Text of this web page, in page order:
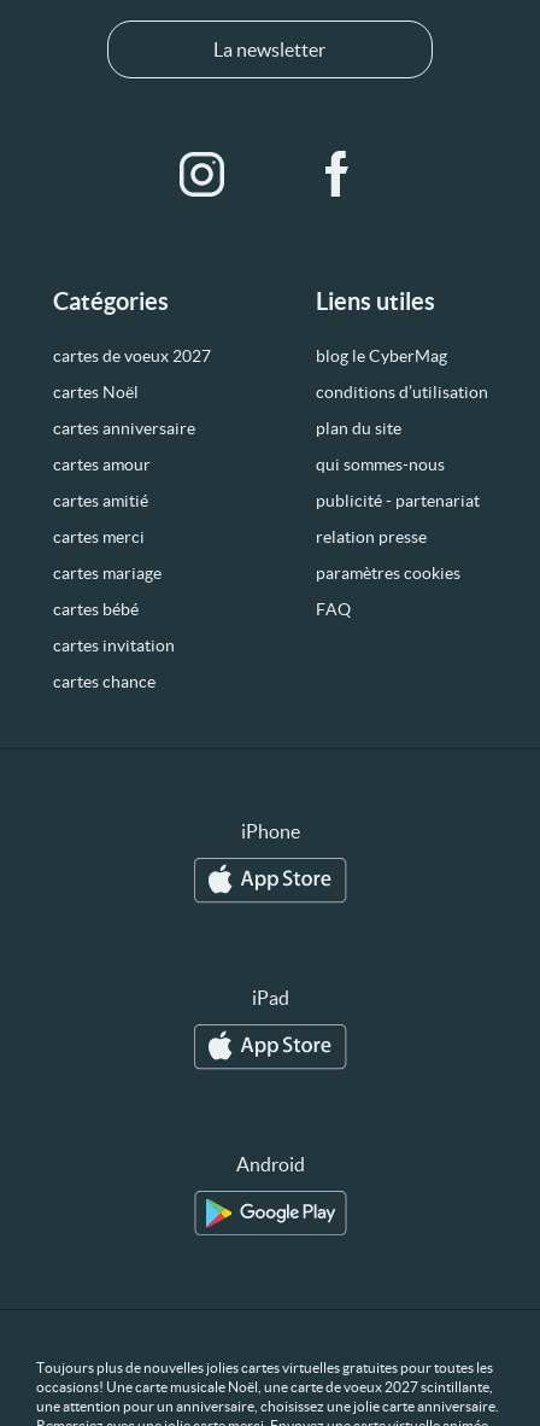
Catégories
cartes de voeux 2027
cartes Noël
cartes anniversaire
cartes amour
cartes amitié
cartes merci
cartes mariage
cartes bébé
cartes invitation
cartes chance
Liens utiles
blog le CyberMag
conditions d’utilisation
plan du site
qui sommes-nous
publicité - partenariat
relation presse
paramètres cookies
FAQ
La newsletter
iPhone
iPad
Android
Toujours plus de nouvelles jolies cartes virtuelles gratuites pour toutes les
occasions! Une carte musicale Noël, une carte de voeux 2027 scintillante,
une attention pour un anniversaire, choisissez une jolie carte anniversaire.